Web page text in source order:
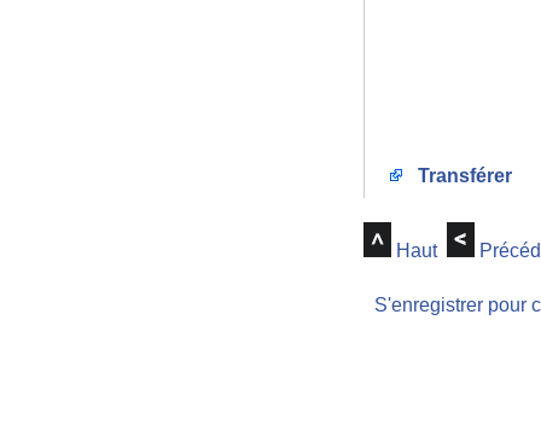
Transférer
Haut
S'enregistrer pour